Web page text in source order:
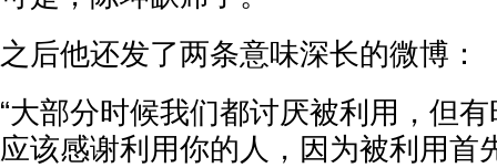
之后他还发了两条意味深长的微博：
“大部分时候我们都讨厌被利用，但
应该感谢利用你的人，因为被利用首